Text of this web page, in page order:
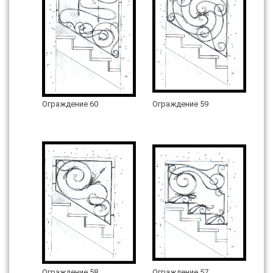
Ограждение 60 Ограждение 59